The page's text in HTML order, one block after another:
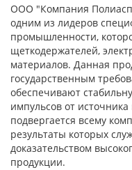
ООО "Компания
одним из лидеров
промышленности,
щеткодержателей,
материалов. Данная
государственным
обеспечивают
импульсов от
подвергается всему
результаты которых
доказательством
продукции.